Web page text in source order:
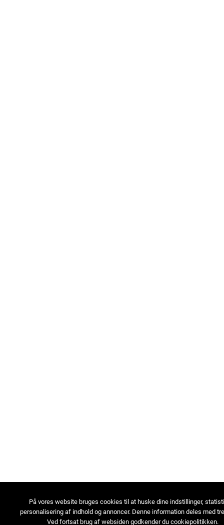
På vores website bruges cookies til at huske dine indstillinger,
personalisering af indhold og annoncer. Denne information deles med
Ved fortsat brug af websiden godkender du cookiepolitikken.